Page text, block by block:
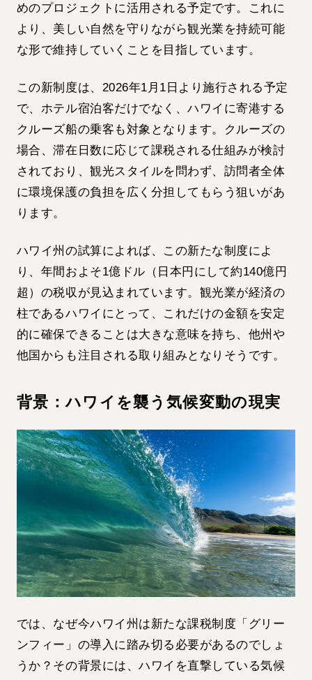
めのプロジェクトに活用される予定です。これに
より、美しい自然を守りながら観光業を持続可能
な形で維持していくことを目指しています。
この新制度は、2026年1月1日より施行される予定
で、ホテル宿泊客だけでなく、ハワイに寄港する
クルーズ船の乗客も対象となります。クルーズの
場合、滞在日数に応じて課税される仕組みが検討
されており、観光スタイルを問わず、訪問者全体
に環境保護の負担を広く分担してもらう狙いがあ
ります。
ハワイ州の試算によれば、この新たな制度によ
り、年間およそ1億ドル（日本円にして約140億円
超）の税収が見込まれています。観光業が経済の
柱であるハワイにとって、これだけの金額を安定
的に確保できることは大きな意味を持ち、他州や
他国からも注目される取り組みとなりそうです。
背景：ハワイを襲う気候変動の現実
では、なぜ今ハワイ州は新たな課税制度「グリー
ンフィー」の導入に踏み切る必要があるのでしょ
うか？その背景には、ハワイを直撃している気候